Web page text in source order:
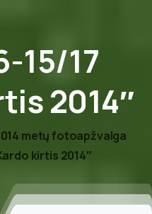
15/17
2014″
metų fotoapžvalga
kirtis 2014″